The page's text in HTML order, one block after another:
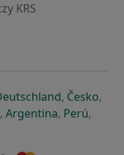
KRS
karcie
w nowej karcie
się w nowej
otwiera się
, Česko,
nowej karcie
się w nowej karcie
otwiera się w nowej
, Argentinaotwiera się
, Perú,